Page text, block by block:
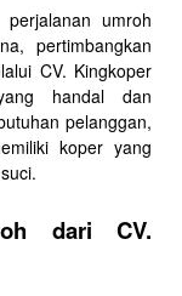
umroh
pertimbangkan
CV. Kingkoper
handal dan
pelanggan,
koper yang
dari CV.